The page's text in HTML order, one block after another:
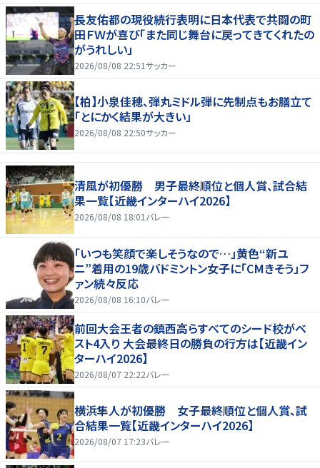
長友佑都の現役続行表明に日本代表で共闘の町
田ＦＷが喜び「また同じ舞台に戻ってきてくれたの
がうれしい」
2026/08/08 22:51サッカー
【柏】小泉佳穂、弾丸ミドル弾に先制点もお膳立て
「とにかく結果が大きい」
2026/08/08 22:50サッカー
清風が初優勝 男子最終順位と個人賞、試合結
果一覧【近畿インターハイ2026】
2026/08/08 18:01 バレー
「いつも笑顔で楽しそうなので…」黄色“新ユ
ニ”着用の19歳バドミントン女子に「CMきそう」フ
ァン続々反応
2026/08/08 16:10バレー
前回大会王者の鎮西高らすべてのシード校がベ
スト4入り 大会最終日の勝負の行方は【近畿イン
ターハイ2026】
2026/08/07 22:22バレー
横浜隼人が初優勝 女子最終順位と個人賞、試
合結果一覧【近畿インターハイ2026】
2026/08/07 17:23バレー